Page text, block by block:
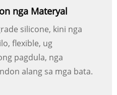
nga Materyal
silicone, kini nga
flexible, ug
pagdula, nga
alang sa mga bata.